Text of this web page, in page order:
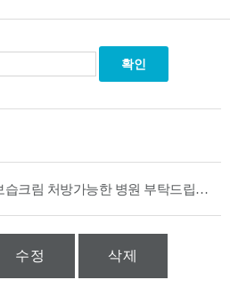
이지듀 md보습크림 처방가능한 병원 부탁드립니다.
수정 삭제